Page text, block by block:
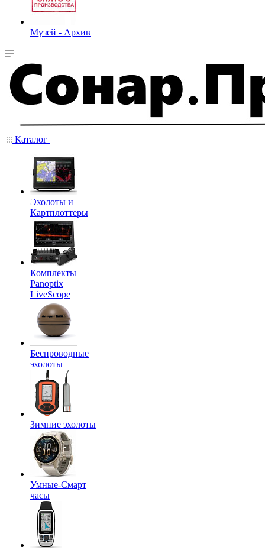
Музей - Архив
Каталог
Эхолоты и
Картплоттеры
Комплекты
Panoptix
LiveScope
Беспроводные
эхолоты
Зимние эхолоты
Умные-Смарт
часы